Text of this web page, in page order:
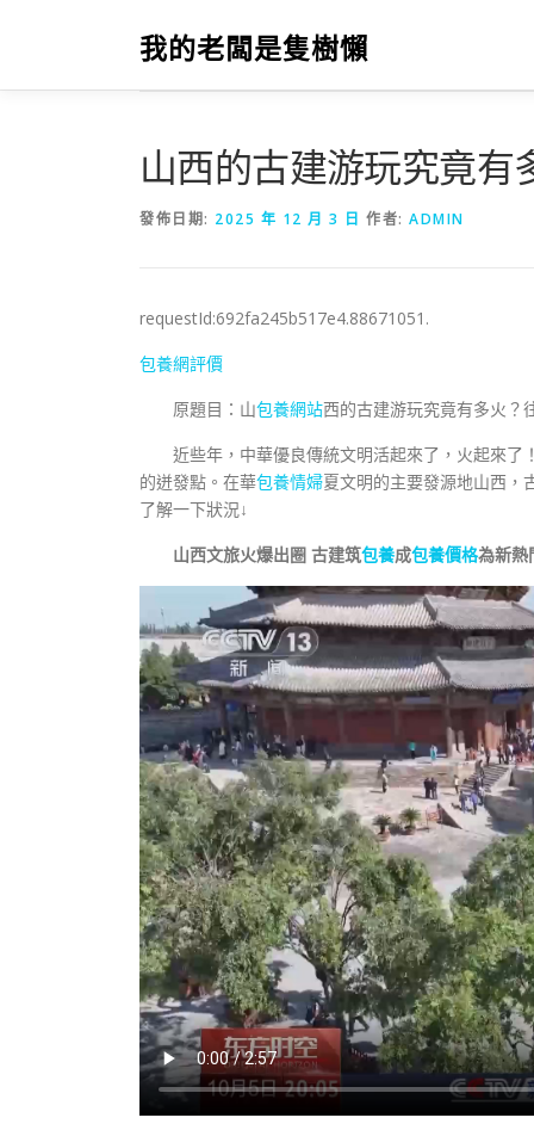
要
我的老闆是隻樹懶
山西的古建游玩究竟
發佈日期: 2025 年 12 月 3 日 作者: ADMIN
requestId:692fa245b517e4.88671051.
包養網評價
原題目：山包養網站西的古建游玩究竟有多火？
近些年，中華優良傳統文明活起來了，火起來
的迸發點。在華包養情婦夏文明的主要發源地山西，
了解一下狀況↓
山西文旅火爆出圈 古建筑包養成包養價格為新熱